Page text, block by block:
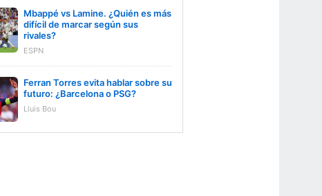
Mbappé vs Lamine. ¿Quién es más
difícil de marcar según sus
rivales?
ESPN
Ferran Torres evita hablar sobre su
futuro: ¿Barcelona o PSG?
Lluis Bou